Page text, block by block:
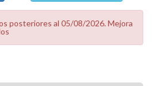
posteriores al 05/08/2026. Mejora